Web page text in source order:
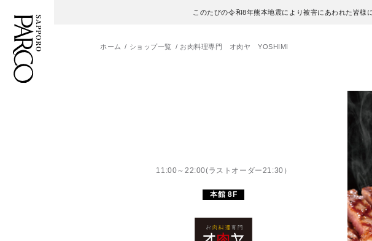
このたびの令和8年熊本地震により被害にあわれた皆様
ホーム ショップ一覧 お肉料理専門 オ肉ヤ YOSHIMI
11:00～22:00(ラストオーダー21:30）
本館 8F